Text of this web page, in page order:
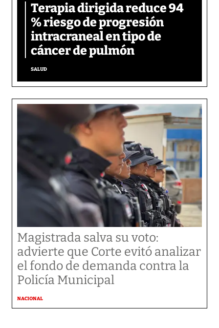
Terapia dirigida reduce 94
% riesgo de progresión
intracraneal en tipo de
cáncer de pulmón
SALUD
Magistrada salva su voto:
advierte que Corte evitó analizar
el fondo de demanda contra la
Policía Municipal
NACIONAL